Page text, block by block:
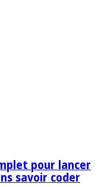
pour lancer
savoir coder